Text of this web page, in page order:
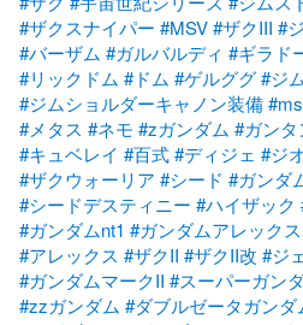
#ザクスナイパー #MSV#ザクIII #
#バーザム #ガルバルディ #ギラド
#リックドム #ドム #ゲルググ#ジ
#ジムショルダーキャノン装備
#メタス #ネモ #zガンダム #ガンタ
#キュベレイ #百式#ディジェ #ジ
#ザクウォーリア #シード #ガンダ
#シードデスティニー #ハイザック
#ガンダムnt1 #ガンダムアレックス
#アレックス #ザクII #ザクII改 #ジ
#ガンダムマークII #スーパーガン
#zzガンダム #ダブルゼータガンダ